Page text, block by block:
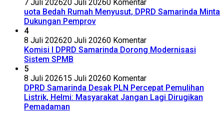
7 Juli 202620 Juli 20260 Komentar
uota Bedah Rumah Menyusut, DPRD Samarinda Minta
Dukungan Pemprov
4
8 Juli 202620 Juli 20260 Komentar
Komisi I DPRD Samarinda Dorong Modernisasi
Sistem SPMB
5
8 Juli 202615 Juli 20260 Komentar
DPRD Samarinda Desak PLN Percepat Pemulihan
Listrik, Helmi: Masyarakat Jangan Lagi Dirugikan
Pemadaman